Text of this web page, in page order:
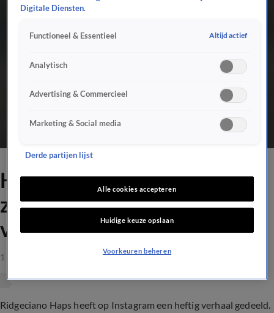
Haps belandde in het
ziekenhuis na ziekte van
vader
1 sep 2021, 15:27
Ridgeciano Haps heeft op Instagram een heftig verhaal gedeeld.
Digitale Diensten.
Functioneel & Essentieel Altijd actief
Analytisch
Advertising & Commercieel
Marketing & Social media
Derde partijen lijst
Alle cookies accepteren
Huidige keuze opslaan
Voorkeuren beheren